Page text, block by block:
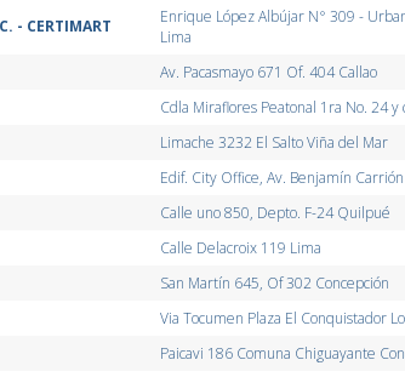
CERTIMART
Enrique López Albújar N° 309 -
Lima
Av. Pacasmayo 671 Of. 404 Callao
Cdla Miraflores Peatonal 1ra No. 24 y
Limache 3232 El Salto Viña del Mar
Edif. City Office, Av. Benjamín
Calle uno 850, Depto. F-24 Quilpué
Calle Delacroix 119 Lima
San Martín 645, Of 302 Concepción
Via Tocumen Plaza El Conquistador
Paicavi 186 Comuna Chiguayante